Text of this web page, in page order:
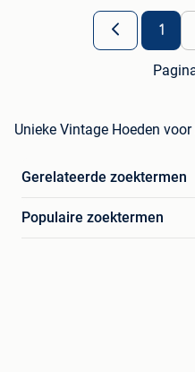
1
Unieke Vintage Hoeden voor
Gerelateerde zoektermen
Populaire zoektermen